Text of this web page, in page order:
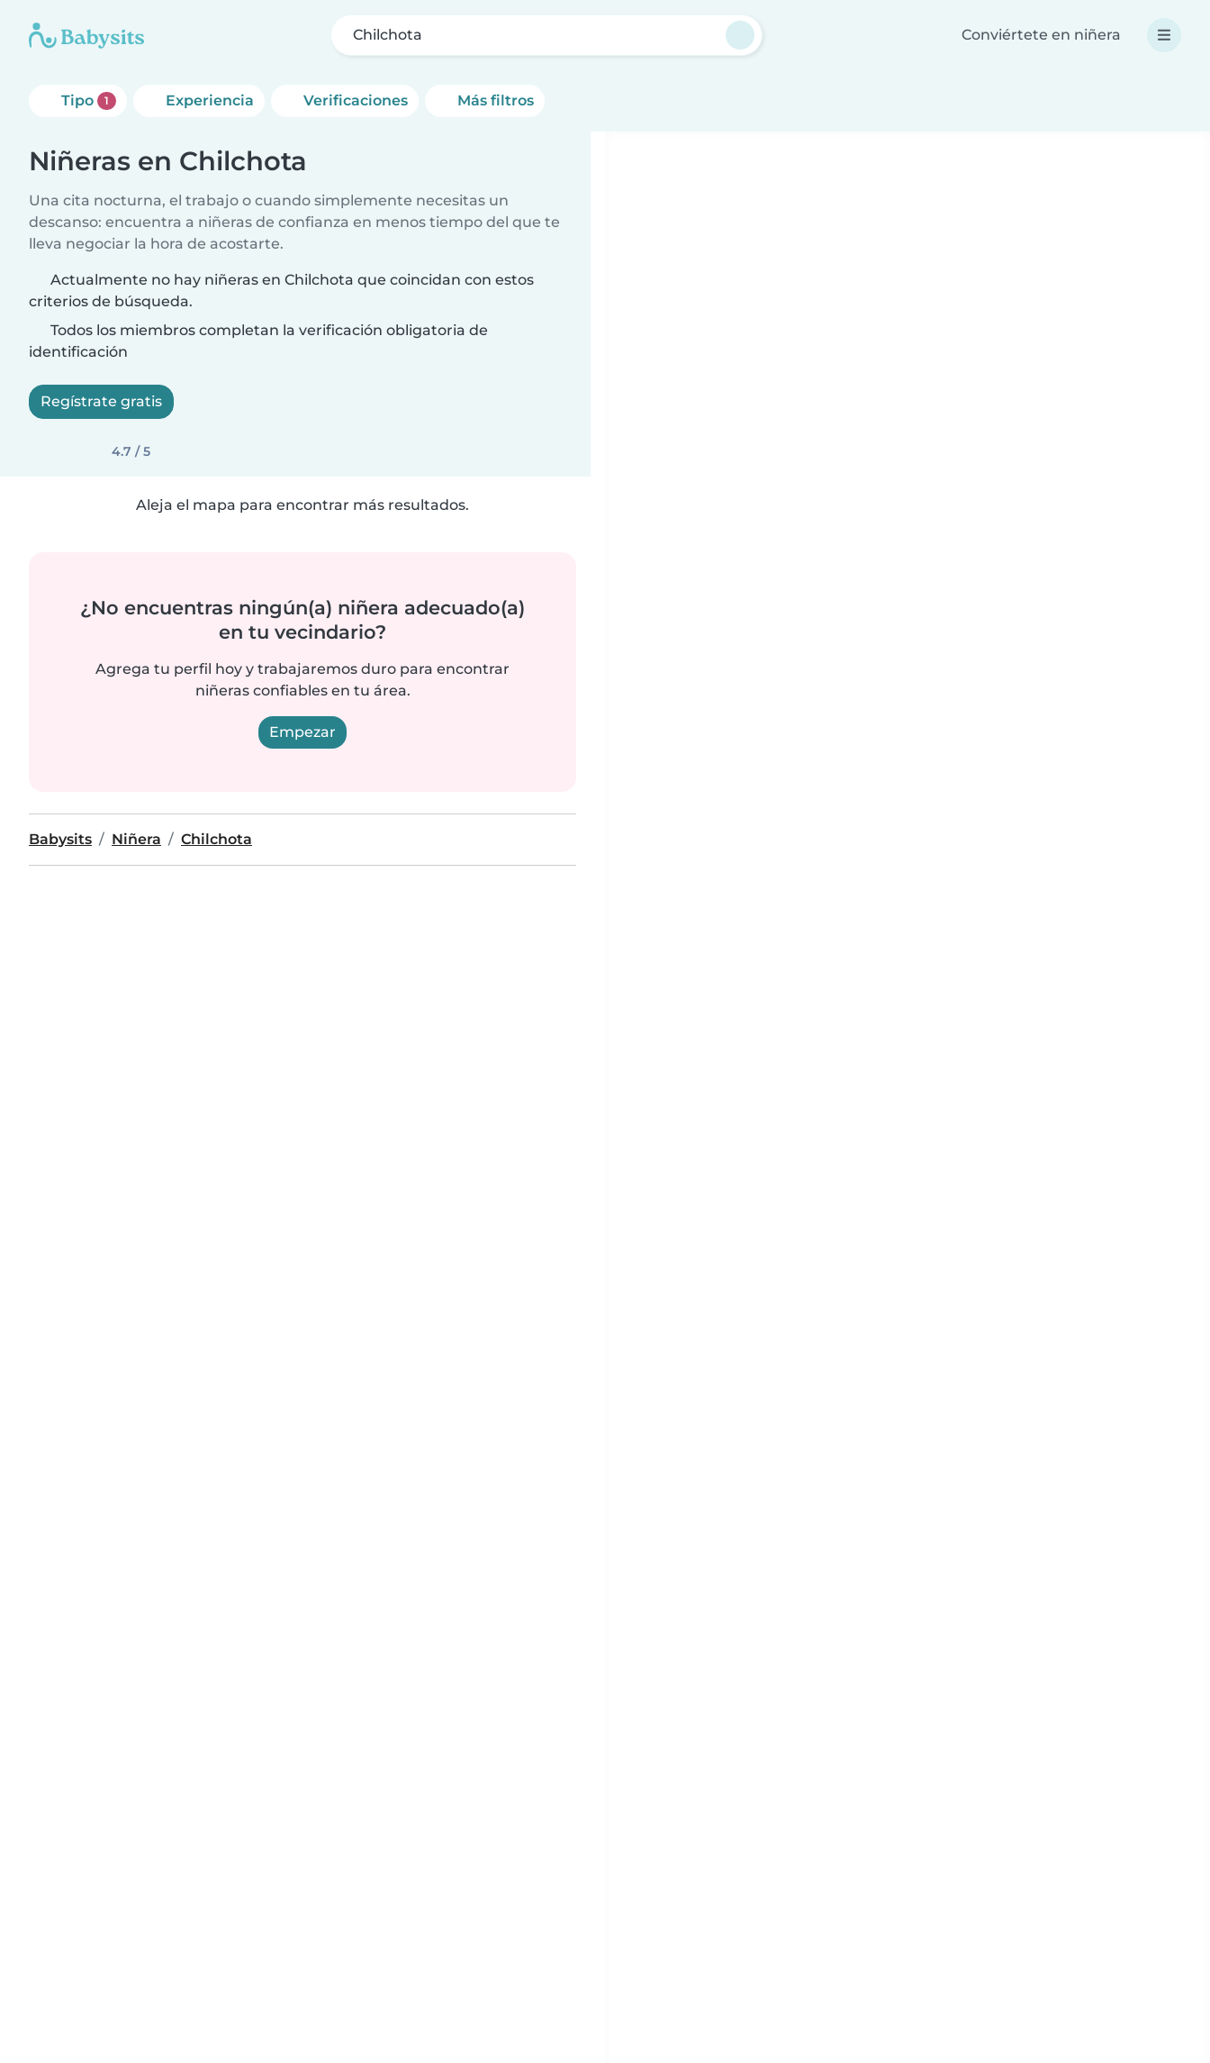
Chilchota Conviértete en niñera
Tipo 1 Experiencia Verificaciones Más filtros
Niñeras en Chilchota
Una cita nocturna, el trabajo o cuando simplemente necesitas un
descanso: encuentra a niñeras de confianza en menos tiempo del que te
lleva negociar la hora de acostarte.
Actualmente no hay niñeras en Chilchota que coincidan con estos
criterios de búsqueda.
Todos los miembros completan la verificación obligatoria de
identificación
Regístrate gratis
4.7 / 5
Aleja el mapa para encontrar más resultados.
¿No encuentras ningún(a) niñera adecuado(a)
en tu vecindario?
Agrega tu perfil hoy y trabajaremos duro para encontrar
niñeras confiables en tu área.
Empezar
Babysits Niñera Chilchota